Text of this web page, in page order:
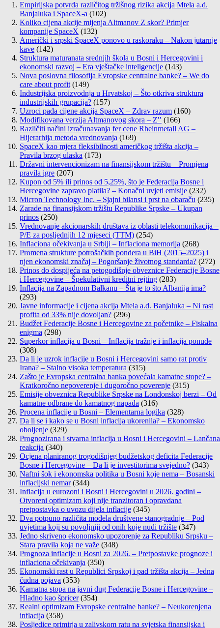
Empirijska potvrda različitog tržišnog rizika akcija Mtela a.d.
Banjaluka i SpaceX-a (102)
Koliko cijena akcije mijenja Altmanov Z skor? Primjer
kompanije SpaceX (132)
Američki i srpski SpaceX ponovo u raskoraku – Nakon jutarnje
kave (142)
Struktura maturanata srednjih škola u Bosni i Hercegovini i
ekonomski razvoj – Era vještačke inteligencije (143)
Nova poslovna filosofija Evropske centralne banke? – We do
care about profit (149)
Industrijska proizvodnja u Hrvatskoj – Što otkriva struktura
industrijskih grupacija? (157)
Uzroci pada cijene akcija SpaceX – Zdrav razum (160)
Modifikovana verzija Altmanovog skora – Z′′ (166)
Različiti načini izračunavanja fer cene Rheinmetall AG –
Hijerarhija metoda vrednovanja (169)
SpaceX kao mjera fleksibilnosti američkog tržišta akcija –
Pravila brzog ulaska (173)
Državni intervencionizam na finansijskom tržištu – Promjena
pravila igre (207)
Kupon od 5% ili prinos od 5,25%, što je Federacija Bosne i
Hercegovine zapravo platila? – Konačni uvjeti emisije (232)
Micron Technology Inc. – Sjajni bilansi i prst na obaraču (235)
Zarade na finansijskom tržištu Republike Srpske – Ukupan
prinos (250)
Vrednovanje akcionarskih društava iz oblasti telekomunikacija –
P/E za posljednjih 12 mjeseci (TTM) (254)
Inflaciona očekivanja u Srbiji – Inflaciona memorija (268)
Promena strukture potrošačkih pondera u BiH (2015–2025) i
njen ekonomski značaj – Pogoršanje životnog standarda? (272)
Prinos do dospijeća na petogodišnje obveznice Federacije Bosne
i Hercegovine – Špekulativni kreditni rejting (283)
Inflacija na Zapadnom Balkanu – Šta je to što Albanija ima?
(293)
Javne informacije i cijena akcija Mtela a.d. Banjaluka – Ni rast
profita od 33% nije dovoljan? (296)
Budžet Federacije Bosne i Hercegovine za početnike – Fiskalna
enigma (298)
Superkor inflacija u Bosni – Inflacija tražnje i inflacija ponude
(308)
Da li je uzrok inflacije u Bosni i Hercegovini samo rat protiv
Irana? – Stalno visoka temperatura (315)
Zašto je Evropska centralna banka povećala kamatne stope? –
Kratkoročno nepoverenje i dugoročno poverenje (315)
Emisije obveznica Republike Srpske na Londonskoj berzi – Od
kamatne odbrane do kamatnog napada (316)
Procena inflacije u Bosni – Elementarna logika (328)
Da li se i kako se u Bosni inflacija ukorenila? – Ekonomsko
oboljenje (329)
Prognozirana i stvarna inflacija u Bosni i Hercegovini – Lančana
reakcija (340)
Ocjena planiranog trogodišnjeg budžetskog deficita Federacije
Bosne i Hercegovine – Da li je investitorima svejedno? (343)
Naftni šok i ekonomska politika u Bosni koje nema – Bosanski
inflacijski nemar (344)
Inflacija u eurozoni i Bosni i Hercegovini u 2026. godini –
Otvoreni optimizam koji nije tranzitoran i opravdana
pretpostavka o uvozu dijela inflacije (345)
Dva potpuno različita modela društvene stanogradnje – Pod
uvjetima koji su povoljniji od onih koje nudi tržište (347)
Jedno skriveno ekonomsko upozorenje za Republiku Srpsku –
Stara pravila koja ne važe (348)
Prognoza inflacije u Bosni za 2026. – Pretpostavke prognoze i
inflaciona očekivanja (350)
Ekonomski rast u Republici Srpskoj i pad tržišta akcija – Jedna
čudna pojava (353)
Kamatna stopa na javni dug Federacije Bosne i Hercegovine –
Hladno kao špricer (354)
Realni optimizam Evropske centralne banke? – Neukorenjena
inflacija (358)
Posljedice primirja u zalivskom ratu na svjetska finansijska i